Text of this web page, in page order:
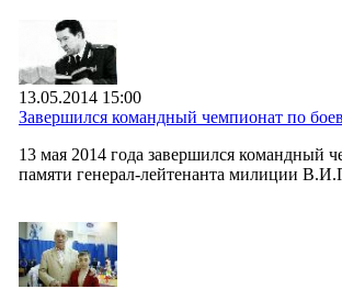
13.05.2014 15:00
Завершился командный чемпионат по
13 мая 2014 года завершился
памяти генерал-лейтенанта милиции